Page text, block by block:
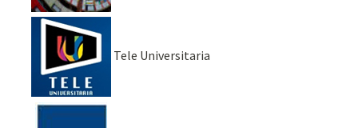
Tele Universitaria